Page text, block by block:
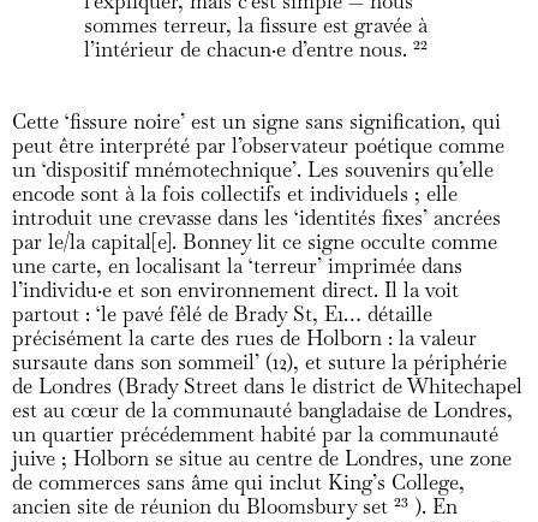
sommes terreur, la fissure est gravée à
l’intérieur de chacun·e d’entre nous. 22
Cette ‘fissure noire’ est un signe sans signification, qui
peut être interprété par l’observateur poétique comme
un ‘dispositif mnémotechnique’. Les souvenirs qu’elle
encode sont à la fois collectifs et individuels ; elle
introduit une crevasse dans les ‘identités fixes’ ancrées
par le/la capital[e]. Bonney lit ce signe occulte comme
une carte, en localisant la ‘terreur’ imprimée dans
l’individu·e et son environnement direct. Il la voit
partout : ‘le pavé fêlé de Brady St, E1… détaille
précisément la carte des rues de Holborn : la valeur
sursaute dans son sommeil’ (12), et suture la périphérie
de Londres (Brady Street dans le district de Whitechapel
est au cœur de la communauté bangladaise de Londres,
un quartier précédemment habité par la communauté
juive ; Holborn se situe au centre de Londres, une zone
de commerces sans âme qui inclut King’s College,
ancien site de réunion du Bloomsbury set 23 ). En